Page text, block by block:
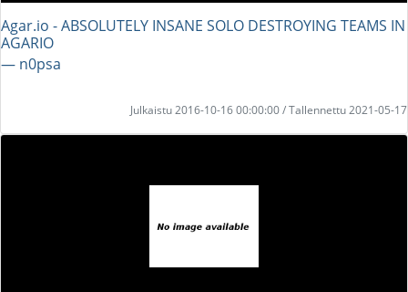
Agar.io - ABSOLUTELY INSANE SOLO DESTROYING TEAMS IN
AGARIO
― n0psa
Julkaistu 2016-10-16 00:00:00 / Tallennettu 2021-05-17